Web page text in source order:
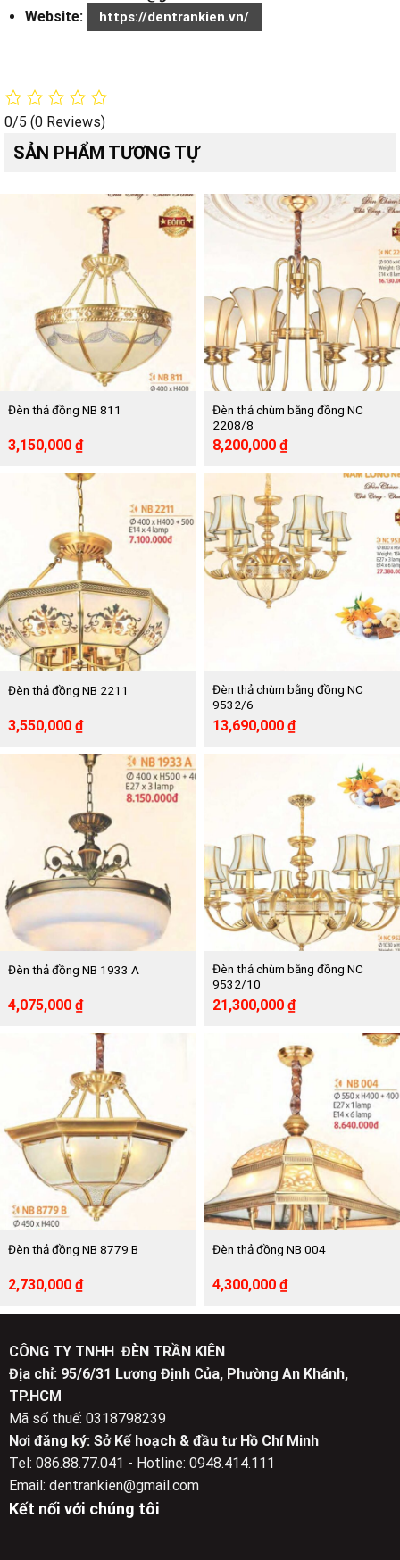
Website:
https://dentrankien.vn/
0/5 (0 Reviews)
SẢN PHẨM TƯƠNG TỰ
Đèn thả đồng NB 811
Giá
6,310,000 ₫.
3,150,000 ₫Giá
tại
là:
3,150,000 ₫.
Đèn thả chùm bằng đồng NC
2208/8
Giá
là:
16,130,000 ₫.
8,200,000 ₫Giá
tại
8,200,000 ₫.
Đèn thả đồng NB 2211
Giá
gốc
là:
3,550,000 ₫Giá
hiện
tại
là:
3,550,000 ₫.
Đèn thả chùm bằng đồng NC
9532/6
Giá
gốc
13,690,000 ₫Giá
hiện
13,690,000 ₫.
Đèn thả đồng NB 1933 A
Giá
gốc
4,075,000 ₫Giá
hiện
tại
4,075,000 ₫.
Đèn thả chùm bằng đồng NC
9532/10
Giá
gốc
42,620,000 ₫.
21,300,000 ₫Giá
hiện
là:
21,300,000 ₫.
Đèn thả đồng NB 8779 B
Giá
là:
2,730,000 ₫Giá
tại
2,730,000 ₫.
Đèn thả đồng NB 004
Giá
là:
4,300,000 ₫Giá
tại
CÔNG TY TNHH ĐÈN TRẦN KIÊN
Địa chỉ: 95/6/31 Lương Định Của, Phường An Khánh,
TP.HCM
Mã số thuế: 0318798239
Nơi đăng ký: Sở Kế hoạch & đầu tư Hồ Chí Minh
Tel: 086.88.77.041 - Hotline: 0948.414.111
Email: dentrankien@gmail.com
Kết nối với chúng tôi